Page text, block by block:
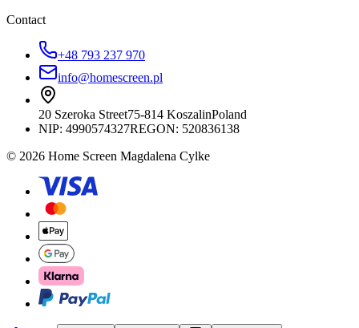
Contact
+48 793 237 970
info@homescreen.pl
20 Szeroka Street75-814 KoszalinPoland
NIP: 4990574327REGON: 520836138
© 2026 Home Screen Magdalena Cylke